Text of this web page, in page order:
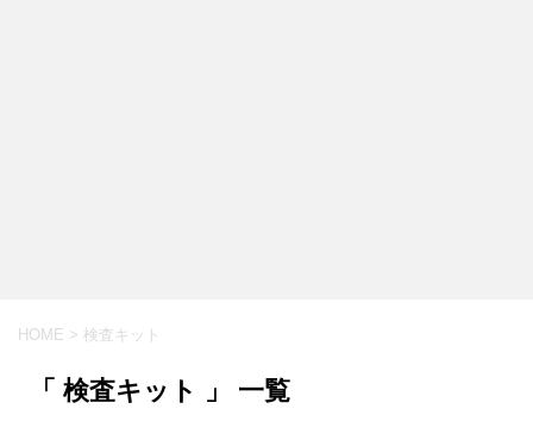
HOME > 検査キット
「 検査キット 」 一覧